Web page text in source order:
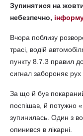
Зупинятися на
небезпечно,
Вчора поблизу
трасі, водій
пункту 8.7.3 правил
сигнал забороняє рух
За що й був
поспішав, й потужно
зупинилась. Один з
опинився в лікарні.